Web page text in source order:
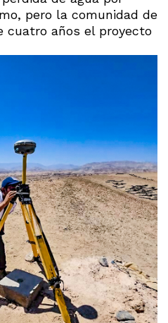
pero la comunidad de
cuatro años el proyecto